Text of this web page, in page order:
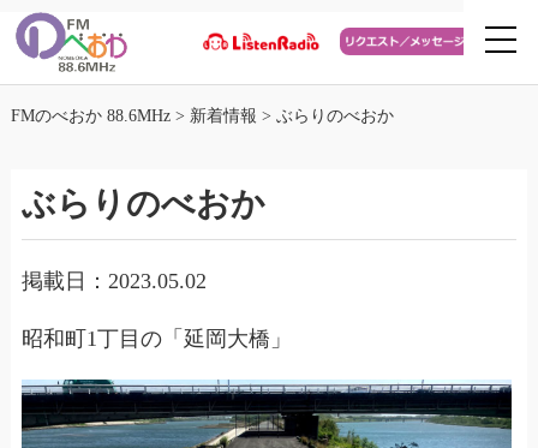
FMのべおか 88.6MHz> 新着情報 > ぶらりのべおか
ぶらりのべおか
掲載日：2023.05.02
昭和町1丁目の「延岡大橋」